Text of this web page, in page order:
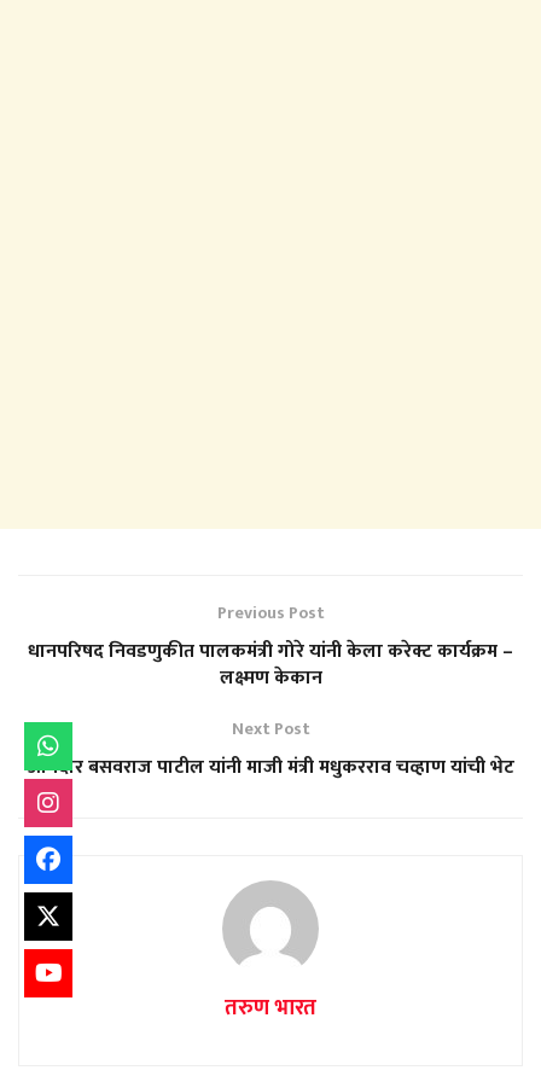
Previous Post
धानपरिषद निवडणुकीत पालकमंत्री गोरे यांनी केला करेक्ट कार्यक्रम –
लक्ष्मण केकान
Next Post
आमदार बसवराज पाटील यांनी माजी मंत्री मधुकरराव चव्हाण यांची भेट
तरुण भारत